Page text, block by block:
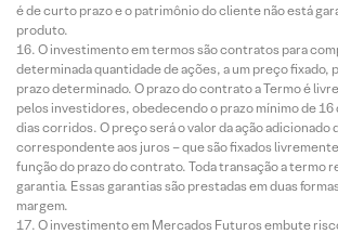
é de curto prazo e o patrimônio do cliente não está
produto.
O investimento em termos são contratos para
determinada quantidade de ações, a um preço fixado,
prazo determinado. O prazo do contrato a Termo é
pelos investidores, obedecendo o prazo mínimo de 16
dias corridos. O preço será o valor da ação adicionado
correspondente aos juros – que são fixados
função do prazo do contrato. Toda transação a termo
garantia. Essas garantias são prestadas em duas
margem.
O investimento em Mercados Futuros embute